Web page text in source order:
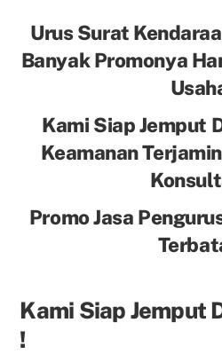
Urus Surat
Banyak Promonya
Kami Siap Jemput
Keamanan
Promo Jasa
Kami Siap Jemput
!